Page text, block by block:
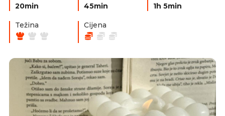
20min
45min
1h 5min
Težina Cijena